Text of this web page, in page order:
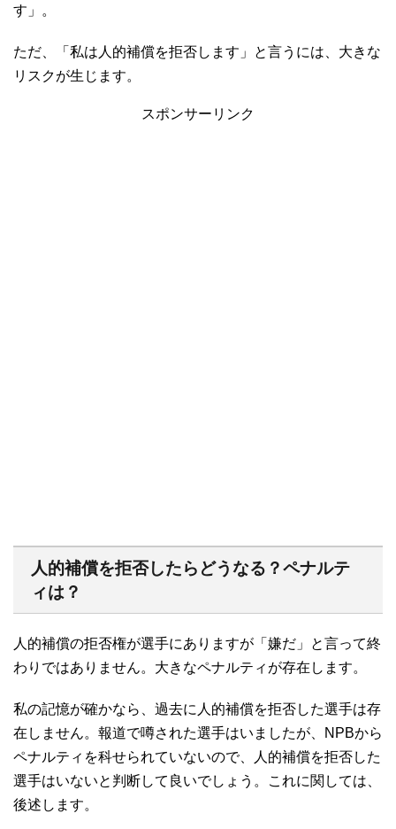
す」。
ただ、「私は人的補償を拒否します」と言うには、大きな
リスクが生じます。
スポンサーリンク
人的補償を拒否したらどうなる？ペナルテ
ィは？
人的補償の拒否権が選手にありますが「嫌だ」と言って終
わりではありません。大きなペナルティが存在します。
私の記憶が確かなら、過去に人的補償を拒否した選手は存
在しません。報道で噂された選手はいましたが、NPBから
ペナルティを科せられていないので、人的補償を拒否した
選手はいないと判断して良いでしょう。これに関しては、
後述します。